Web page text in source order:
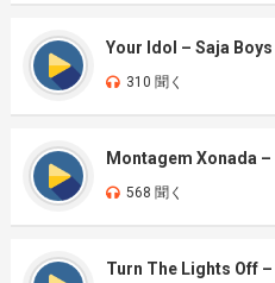
310 聞く
Montagem Xonada
568 聞く
Turn The Lights Off